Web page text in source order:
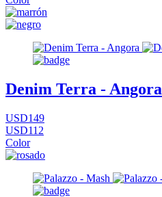
Denim Terra - Angora
USD149
USD112
Color